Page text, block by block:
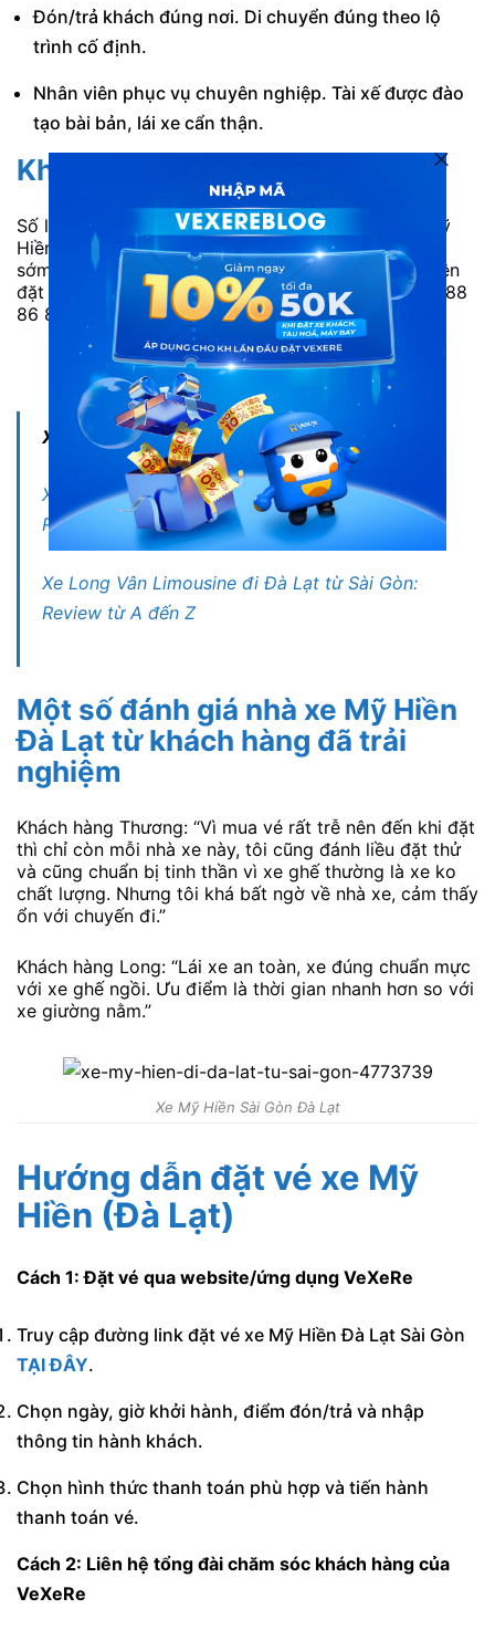
Đón/trả khách đúng nơi. Di chuyển đúng theo lộ
trình cố định.
Nhân viên phục vụ chuyên nghiệp. Tài xế được đào
tạo bài bản, lái xe cẩn thận.
Khuyết điểm
Số lượng khách đi Đà Lạt từ Sài Gòn của nhà xe Mỹ
Hiền (Đà Lạt) khá đông. Nên nhà xe thường hết vé
sớm vào các ngày cuối tuần hoặc cao điểm. Bạn nên
đặt vé trực tuyến trước hoặc liên hệ tổng đài 1900 88
86 84 để được hỗ trợ nhanh nhất.
ĐẶT VÉ NGAY
Xem thêm:
Xe Nguyễn Kim Limousine đi Đà Lạt từ Sài Gòn:
Review từ A đến Z
Xe Long Vân Limousine đi Đà Lạt từ Sài Gòn:
Review từ A đến Z
Một số đánh giá nhà xe Mỹ Hiền
Đà Lạt từ khách hàng đã trải
nghiệm
Khách hàng Thương: “Vì mua vé rất trễ nên đến khi đặt
thì chỉ còn mỗi nhà xe này, tôi cũng đánh liều đặt thử
và cũng chuẩn bị tinh thần vì xe ghế thường là xe ko
chất lượng. Nhưng tôi khá bất ngờ về nhà xe, cảm thấy
ổn với chuyến đi.”
Khách hàng Long: “Lái xe an toàn, xe đúng chuẩn mực
với xe ghế ngồi. Ưu điểm là thời gian nhanh hơn so với
xe giường nằm.”
Xe Mỹ Hiền Sài Gòn Đà Lạt
Hướng dẫn đặt vé xe Mỹ
Hiền (Đà Lạt)
Cách 1: Đặt vé qua website/ứng dụng VeXeRe
Truy cập đường link đặt vé xe Mỹ Hiền Đà Lạt Sài Gòn
TẠI ĐÂY.
Chọn ngày, giờ khởi hành, điểm đón/trả và nhập
thông tin hành khách.
Chọn hình thức thanh toán phù hợp và tiến hành
thanh toán vé.
Cách 2: Liên hệ tổng đài chăm sóc khách hàng của
VeXeRe